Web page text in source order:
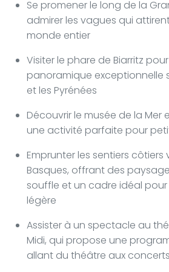
Se promener le long de la
admirer les vagues qui
monde entier
Visiter le phare de Biarritz
panoramique exceptionnelle
et les Pyrénées
Découvrir le musée de la Mer
une activité parfaite pour
Emprunter les sentiers côtiers
Basques, offrant des
souffle et un cadre idéal
légère
Assister à un spectacle au
Midi, qui propose une
allant du théâtre aux concerts